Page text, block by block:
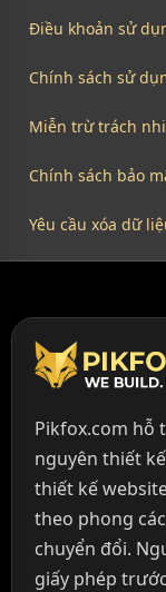
Điều khoản sử
Chính sách sử
Miễn trừ trách
Chính sách bảo
Yêu cầu xóa dữ
Pikfox.com hỗ
nguyên thiết
thiết kế
theo phong
chuyển đổi.
giấy phép